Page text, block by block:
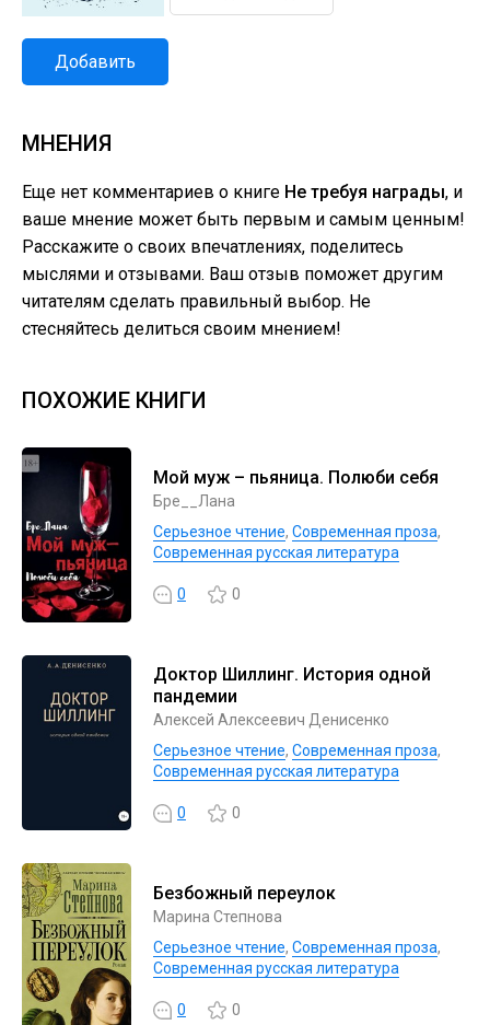
Добавить
МНЕНИЯ
Еще нет комментариев о книге Не требуя награды, и
ваше мнение может быть первым и самым ценным!
Расскажите о своих впечатлениях, поделитесь
мыслями и отзывами. Ваш отзыв поможет другим
читателям сделать правильный выбор. Не
стесняйтесь делиться своим мнением!
ПОХОЖИЕ КНИГИ
Мой муж – пьяница. Полюби себя
Бре__Лана
Серьезное чтение, Современная проза,
Современная русская литература
0 0
Доктор Шиллинг. История одной
пандемии
Алексей Алексеевич Денисенко
Серьезное чтение, Современная проза,
Современная русская литература
0 0
Безбожный переулок
Марина Степнова
Серьезное чтение, Современная проза,
Современная русская литература
0 0